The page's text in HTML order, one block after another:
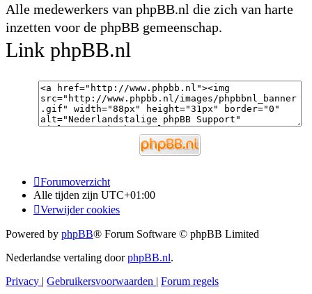
Alle medewerkers van phpBB.nl die zich van harte
inzetten voor de phpBB gemeenschap.
Link phpBB.nl
Forumoverzicht
Alle tijden zijn UTC+01:00
Verwijder cookies
Powered by phpBB® Forum Software © phpBB Limited
Nederlandse vertaling doorphpBB.nl.
Privacy | Gebruikersvoorwaarden | Forum regels